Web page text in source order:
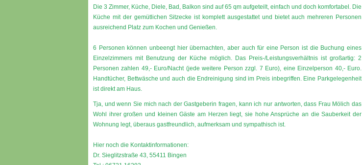
Die 3 Zimmer, Küche, Diele, Bad, Balkon sind auf 65 qm aufgeteilt, einfach und doch komfortabel. Die
Küche mit der gemütlichen Sitzecke ist komplett ausgestattet und bietet auch mehreren Personen
ausreichend Platz zum Kochen und Genießen.
6 Personen können unbeengt hier übernachten, aber auch für eine Person ist die Buchung eines
Einzelzimmers mit Benutzung der Küche möglich. Das Preis-/Leistungsverhältnis ist großartig: 2
Personen zahlen 49,- Euro/Nacht (jede weitere Person zzgl. 7 Euro), eine Einzelperson 40,- Euro.
Handtücher, Bettwäsche und auch die Endreinigung sind im Preis inbegriffen. Eine Parkgelegenheit
ist direkt am Haus.
Tja, und wenn Sie mich nach der Gastgeberin fragen, kann ich nur antworten, dass Frau Mölich das
Wohl ihrer großen und kleinen Gäste am Herzen liegt, sie hohe Ansprüche an die Sauberkeit der
Wohnung legt, überaus gastfreundlich, aufmerksam und sympathisch ist.
Hier noch die Kontaktinformationen:
Dr. Sieglitzstraße 43, 55411 Bingen